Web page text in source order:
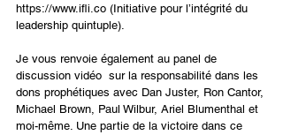
https://www.ifli.co (Initiative pour l’intégrité du
leadership quintuple).
Je vous renvoie également au panel de
discussion vidéo sur la responsabilité dans les
dons prophétiques avec Dan Juster, Ron Cantor,
Michael Brown, Paul Wilbur, Ariel Blumenthal et
moi-même. Une partie de la victoire dans ce